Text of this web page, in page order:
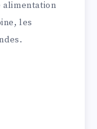
alimentation
les